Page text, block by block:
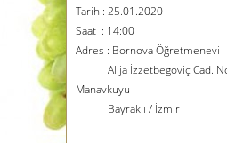
Tarih : 25.01.2020
Saat : 14:00
Adres : Bornova Öğretmenevi
Alija İzzetbegoviç Cad.
Manavkuyu
Bayraklı / İzmir